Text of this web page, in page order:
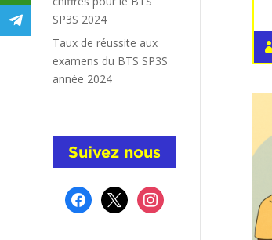
SP3S 2024
Taux de réussite aux
examens du BTS SP3S
année 2024
Suivez nous
facebook
x instagram